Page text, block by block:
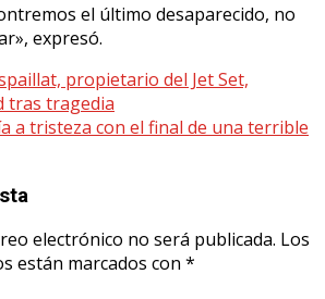
el último desaparecido, no
expresó.
propietario del Jet Set,
tras tragedia
a tristeza con el final de una terrible
electrónico no será publicada. Los
están marcados con *